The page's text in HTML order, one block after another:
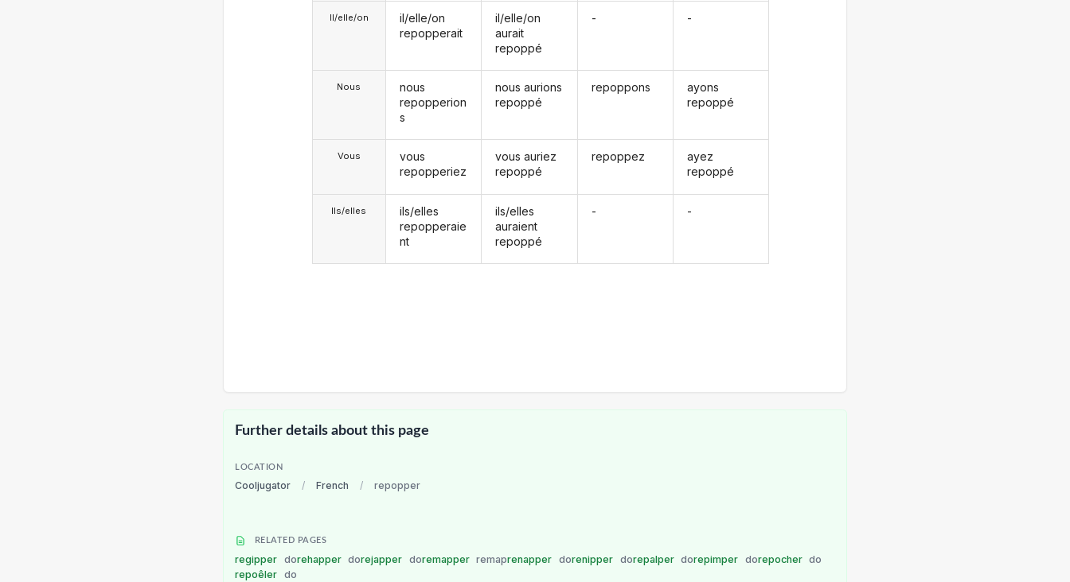
Il/elle/on
Nous
Vous
Ils/elles
il/elle/on
repopperait
nous
repopperion
s
vous
repopperiez
ils/elles
repopperaie
nt
il/elle/on
aurait
repoppé
nous aurions
repoppé
vous auriez
repoppé
ils/elles
auraient
repoppé
-
repoppons
repoppez
-
-
ayons
repoppé
ayez
repoppé
-
Further details about this page
LOCATION
Cooljugator / French / repopper
RELATED PAGES
regipper dorehapper dorejapper doremapper remaprenapper dorenipper dorepalper dorepimper dorepocher do
repoêler do